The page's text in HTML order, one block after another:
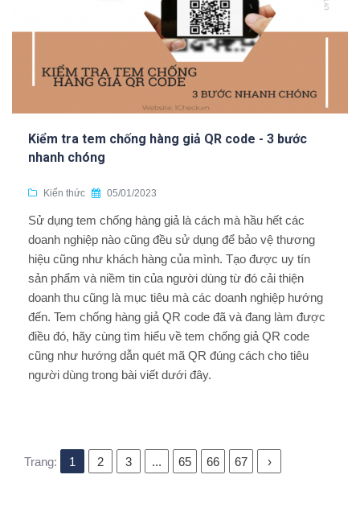
Kiểm tra tem chống hàng giả QR code - 3 bước
nhanh chóng
Kiến thức 05/01/2023
Sử dụng tem chống hàng giả là cách mà hầu hết các
doanh nghiệp nào cũng đều sử dụng để bảo vệ thương
hiệu cũng như khách hàng của mình. Tạo được uy tín
sản phẩm và niềm tin của người dùng từ đó cải thiện
doanh thu cũng là mục tiêu mà các doanh nghiệp hướng
đến. Tem chống hàng giả QR code đã và đang làm được
điều đó, hãy cùng tìm hiểu về tem chống giả QR code
cũng như hướng dẫn quét mã QR đúng cách cho tiêu
người dùng trong bài viết dưới đây.
Trang: 1 2 3 ... 65 66 67 ›